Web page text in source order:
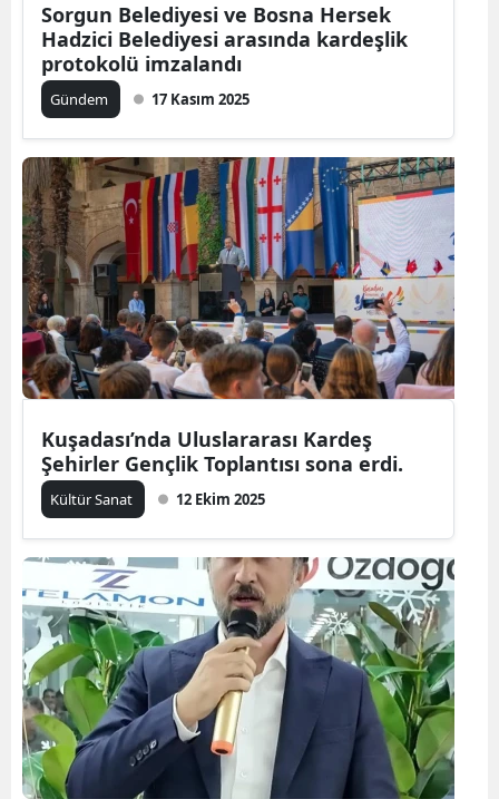
Sorgun Belediyesi ve Bosna Hersek
Hadzici Belediyesi arasında kardeşlik
protokolü imzalandı
Gündem 17 Kasım 2025
Kuşadası’nda Uluslararası Kardeş
Şehirler Gençlik Toplantısı sona erdi.
Kültür Sanat 12 Ekim 2025